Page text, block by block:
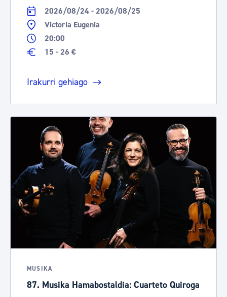
2026/08/24 - 2026/08/25
Victoria Eugenia
20:00
15 - 26 €
Irakurri gehiago
MUSIKA
87. Musika Hamabostaldia: Cuarteto Quiroga